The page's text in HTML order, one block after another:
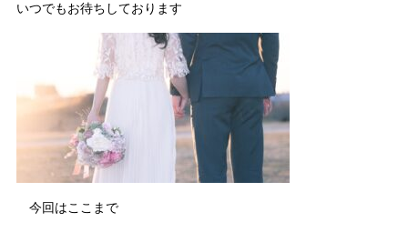
いつでもお待ちしております
今回はここまで